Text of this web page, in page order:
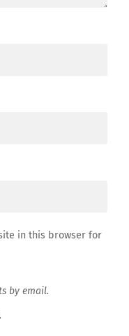
in this browser for
by email.